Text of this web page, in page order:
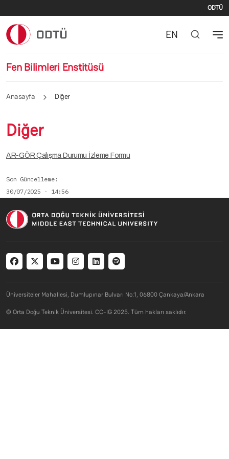
ODTÜ
Fen Bilimleri Enstitüsü
EN
Anasayfa Diğer
Diğer
AR-GÖR Çalışma Durumu İzleme Formu
Son Güncelleme
30/07/2025 - 14:56
Social menu
Üniversiteler Mahallesi, Dumlupınar Bulvarı No:1, 06800 Çankaya/Ankara
© Orta Doğu Teknik Üniversitesi. CC-IG 2025. Tüm hakları saklıdır.